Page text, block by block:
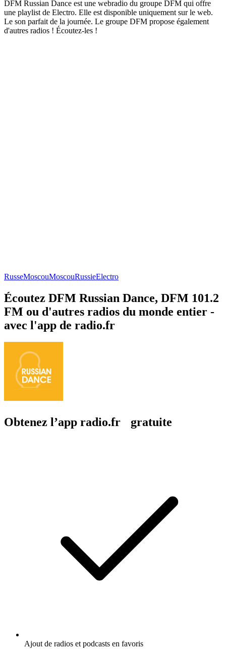
DFM Russian Dance est une webradio du groupe DFM qui offre
une playlist de Electro. Elle est disponible uniquement sur le web.
Le son parfait de la journée. Le groupe DFM propose également
d'autres radios ! Écoutez-les !
RusseMoscouMoscouRussieElectro
Écoutez DFM Russian Dance, DFM 101.2
FM ou d'autres radios du monde entier -
avec l'app de radio.fr
Obtenez l’app radio.fr gratuite
Ajout de radios et podcasts en favoris